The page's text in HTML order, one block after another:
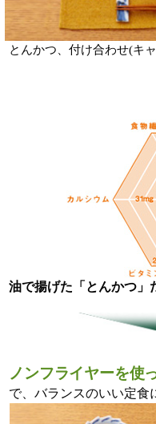
とんかつ、付け合わせ(キ
油で揚げた「とんかつ」
ノンフライヤーを使
で、バランスのいい定食